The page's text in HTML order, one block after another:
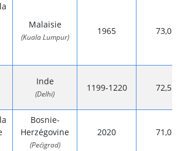
Malaisie
(Kuala Lumpur)
1965 73,0
Inde
(Delhi)
1199-1220 72,5
Bosnie-
Herzégovine
(Pećigrad)
2020 71,0